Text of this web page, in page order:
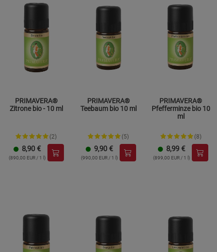
PRIMAVERA®
Zitrone bio - 10 ml
(2)
8,90 €
(890,00 EUR / 1 l)
PRIMAVERA®
Teebaum bio 10 ml
(5)
9,90 €
(990,00 EUR / 1 l)
PRIMAVERA®
Pfefferminze bio 10
ml
(8)
8,99 €
(899,00 EUR / 1 l)